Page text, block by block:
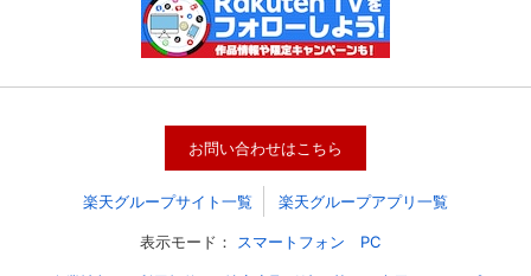
お問い合わせはこちら
楽天グループサイト一覧 楽天グループアプリ一覧
表示モード： スマートフォン PC